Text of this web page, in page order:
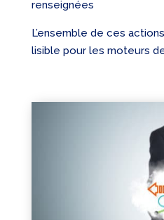
renseignées
L’ensemble de ces
lisible pour les moteurs